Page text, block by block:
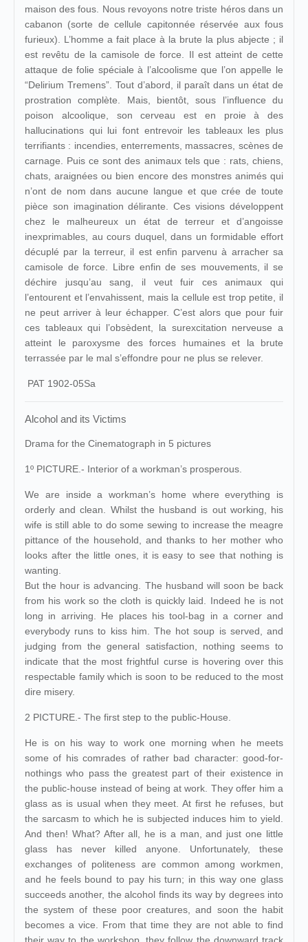
maison des fous. Nous revoyons notre triste héros dans un
cabanon (sorte de cellule capitonnée réservée aux fous
furieux). L’homme a fait place à la brute la plus abjecte ; il
est revêtu de la camisole de force. Il est atteint de cette
attaque de folie spéciale à l’alcoolisme que l’on appelle le
“Delirium Tremens”. Tout d’abord, il paraît dans un état de
prostration complète. Mais, bientôt, sous l’influence du
poison alcoolique, son cerveau est en proie à des
hallucinations qui lui font entrevoir les tableaux les plus
terrifiants : incendies, enterrements, massacres, scènes de
carnage. Puis ce sont des animaux tels que : rats, chiens,
chats, araignées ou bien encore des monstres animés qui
n’ont de nom dans aucune langue et que crée de toute
pièce son imagination délirante. Ces visions développent
chez le malheureux un état de terreur et d’angoisse
inexprimables, au cours duquel, dans un formidable effort
décuplé par la terreur, il est enfin parvenu à arracher sa
camisole de force. Libre enfin de ses mouvements, il se
déchire jusqu’au sang, il veut fuir ces animaux qui
l’entourent et l’envahissent, mais la cellule est trop petite, il
ne peut arriver à leur échapper. C’est alors que pour fuir
ces tableaux qui l’obsèdent, la surexcitation nerveuse a
atteint le paroxysme des forces humaines et la brute
terrassée par le mal s’effondre pour ne plus se relever.
PAT 1902-05Sa
Alcohol and its Victims
Drama for the Cinematograph in 5 pictures
1º PICTURE.- Interior of a workman’s prosperous.
We are inside a workman’s home where everything is
orderly and clean. Whilst the husband is out working, his
wife is still able to do some sewing to increase the meagre
pittance of the household, and thanks to her mother who
looks after the little ones, it is easy to see that nothing is
wanting.
But the hour is advancing. The husband will soon be back
from his work so the cloth is quickly laid. Indeed he is not
long in arriving. He places his tool-bag in a corner and
everybody runs to kiss him. The hot soup is served, and
judging from the general satisfaction, nothing seems to
indicate that the most frightful curse is hovering over this
respectable family which is soon to be reduced to the most
dire misery.
2 PICTURE.- The first step to the public-House.
He is on his way to work one morning when he meets
some of his comrades of rather bad character: good-for-
nothings who pass the greatest part of their existence in
the public-house instead of being at work. They offer him a
glass as is usual when they meet. At first he refuses, but
the sarcasm to which he is subjected induces him to yield.
And then! What? After all, he is a man, and just one little
glass has never killed anyone. Unfortunately, these
exchanges of politeness are common among workmen,
and he feels bound to pay his turn; in this way one glass
succeeds another, the alcohol finds its way by degrees into
the system of these poor creatures, and soon the habit
becomes a vice. From that time they are not able to find